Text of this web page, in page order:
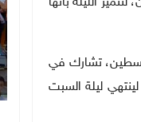
فلسطين، تشارك في
ليلة السبت